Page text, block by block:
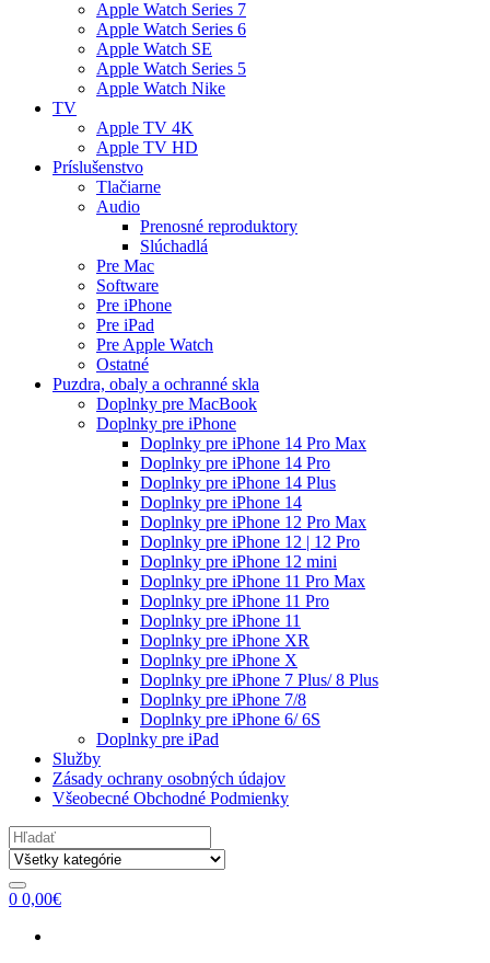
Apple Watch Series 7
Apple Watch Series 6
Apple Watch SE
Apple Watch Series 5
Apple Watch Nike
TV
Apple TV 4K
Apple TV HD
Príslušenstvo
Tlačiarne
Audio
Prenosné reproduktory
Slúchadlá
Pre Mac
Software
Pre iPhone
Pre iPad
Pre Apple Watch
Ostatné
Puzdra, obaly a ochranné skla
Doplnky pre MacBook
Doplnky pre iPhone
Doplnky pre iPhone 14 Pro Max
Doplnky pre iPhone 14 Pro
Doplnky pre iPhone 14 Plus
Doplnky pre iPhone 14
Doplnky pre iPhone 12 Pro Max
Doplnky pre iPhone 12 | 12 Pro
Doplnky pre iPhone 12 mini
Doplnky pre iPhone 11 Pro Max
Doplnky pre iPhone 11 Pro
Doplnky pre iPhone 11
Doplnky pre iPhone XR
Doplnky pre iPhone X
Doplnky pre iPhone 7 Plus/ 8 Plus
Doplnky pre iPhone 7/8
Doplnky pre iPhone 6/ 6S
Doplnky pre iPad
Služby
Zásady ochrany osobných údajov
Všeobecné Obchodné Podmienky
Search
for:
0 0,00€